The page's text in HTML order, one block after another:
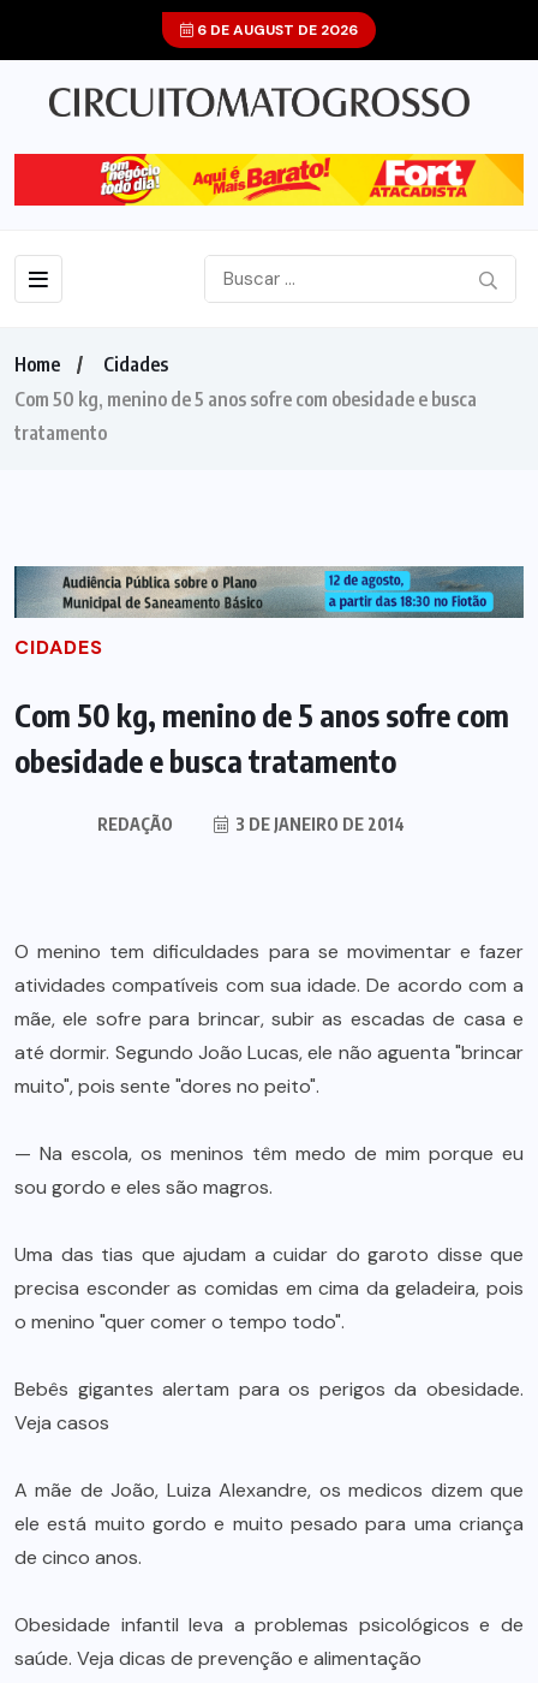
6 DE AUGUST DE 2026
Home
Cidades
Com 50 kg, menino de 5 anos sofre com obesidade e busca
tratamento
CIDADES
Com 50 kg, menino de 5 anos sofre com
obesidade e busca tratamento
REDAÇÃO 3 DE JANEIRO DE 2014
O menino tem dificuldades para se movimentar e fazer
atividades compatíveis com sua idade. De acordo com a
mãe, ele sofre para brincar, subir as escadas de casa e
até dormir. Segundo João Lucas, ele não aguenta "brincar
muito", pois sente "dores no peito".
— Na escola, os meninos têm medo de mim porque eu
sou gordo e eles são magros.
Uma das tias que ajudam a cuidar do garoto disse que
precisa esconder as comidas em cima da geladeira, pois
o menino "quer comer o tempo todo".
Bebês gigantes alertam para os perigos da obesidade.
Veja casos
A mãe de João, Luiza Alexandre, os medicos dizem que
ele está muito gordo e muito pesado para uma criança
de cinco anos.
Obesidade infantil leva a problemas psicológicos e de
saúde. Veja dicas de prevenção e alimentação